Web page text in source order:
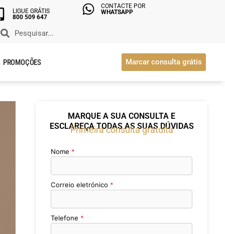
LIGUE GRÁTIS
800 509 647
CONTACTE POR
WHATSAPP
PROMOÇÕES Marcar consulta grátis
MARQUE A SUA CONSULTA E
ESCLAREÇA TODAS AS SUAS DÚVIDAS
Primeira consulta gratuita
Nome
Correio eletrónico
Telefone